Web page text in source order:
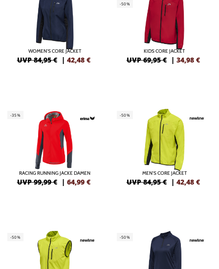
WOMEN'S CORE JACKET
UVP 84,95 € | 42,48 €
-50%
KIDS CORE JACKET
UVP 69,95 € | 34,98 €
-35%
RACING RUNNING JACKE DAMEN
UVP 99,99 € | 64,99 €
-50%
MEN'S CORE JACKET
UVP 84,95 € | 42,48 €
-50% -50%